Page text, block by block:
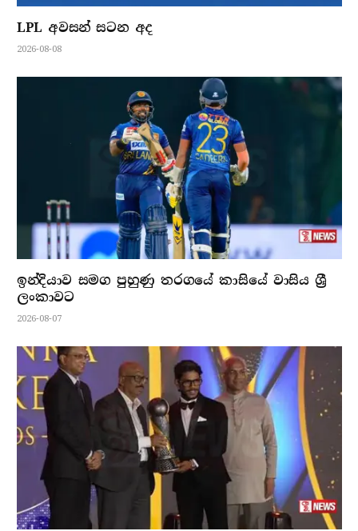
LPL අවසන් සටන අද
2026-08-08
ඉන්දියාව සමග පුහුණු තරගයේ කාසියේ වාසිය ශ්‍රී
ලංකාවට
2026-08-07